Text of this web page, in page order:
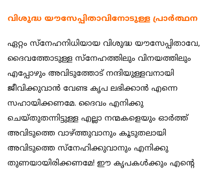
വിശുദ്ധ യൗസേപ്പിതാവിനോടുള്ള പ്രാര്‍ത്ഥന
ഏറ്റം സ്‌നേഹനിധിയായ വിശുദ്ധ യൗസേപ്പിതാവേ,
ദൈവത്തോടുള്ള സ്‌നേഹത്തിലും വിനയത്തിലും
എപ്പോഴും അവിടുത്തോട് നന്ദിയുള്ളവനായി
ജീവിക്കുവാന്‍ വേണ്ട കൃപ ലഭിക്കാന്‍ എന്നെ
സഹായിക്കണമേ. ദൈവം എനിക്കു
ചെയ്തുതന്നിട്ടുള്ള എല്ലാ നന്മകളെയും ഓര്‍ത്ത്
അവിടുത്തെ വാഴ്ത്തുവാനും കൂടുതലായി
അവിടുത്തെ സ്‌നേഹിക്കുവാനും എനിക്കു
തുണയായിരിക്കണമേ! ഈ കൃപകള്‍ക്കും എന്റെ